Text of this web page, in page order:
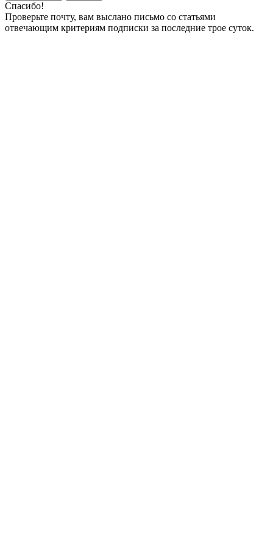
Спасибо!
Проверьте почту, вам выслано письмо со статьями
отвечающим критериям подписки за последние трое суток.